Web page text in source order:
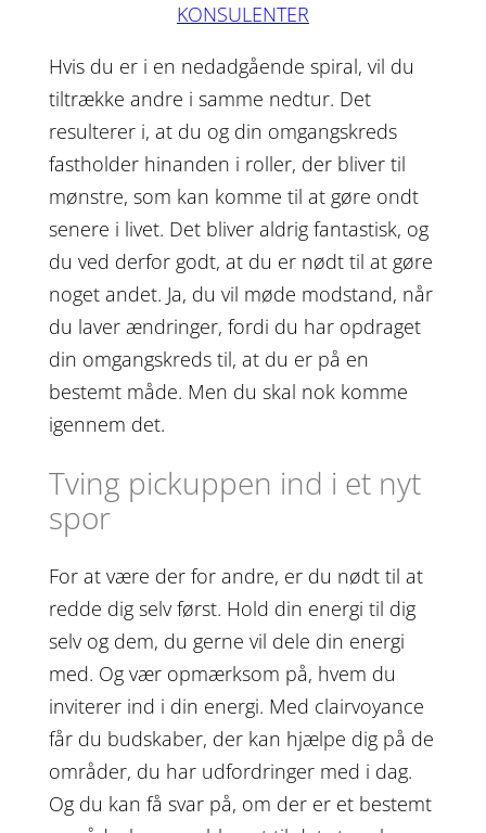
KONSULENTER
Hvis du er i en nedadgående spiral, vil du
tiltrække andre i samme nedtur. Det
resulterer i, at du og din omgangskreds
fastholder hinanden i roller, der bliver til
mønstre, som kan komme til at gøre ondt
senere i livet. Det bliver aldrig fantastisk, og
du ved derfor godt, at du er nødt til at gøre
noget andet. Ja, du vil møde modstand, når
du laver ændringer, fordi du har opdraget
din omgangskreds til, at du er på en
bestemt måde. Men du skal nok komme
igennem det.
Tving pickuppen ind i et nyt
spor
For at være der for andre, er du nødt til at
redde dig selv først. Hold din energi til dig
selv og dem, du gerne vil dele din energi
med. Og vær opmærksom på, hvem du
inviterer ind i din energi. Med clairvoyance
får du budskaber, der kan hjælpe dig på de
områder, du har udfordringer med i dag.
Og du kan få svar på, om der er et bestemt